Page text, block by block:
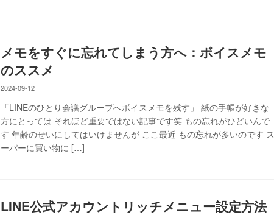
メモをすぐに忘れてしまう方へ：ボイスメモ
のススメ
2024-09-12
「LINEのひとり会議グループへボイスメモを残す」 紙の手帳が好きな
方にとっては それほど重要ではない記事です笑 もの忘れがひどいんで
す 年齢のせいにしてはいけませんが ここ最近 もの忘れが多いのです ス
ーパーに買い物に […]
LINE公式アカウントリッチメニュー設定方法